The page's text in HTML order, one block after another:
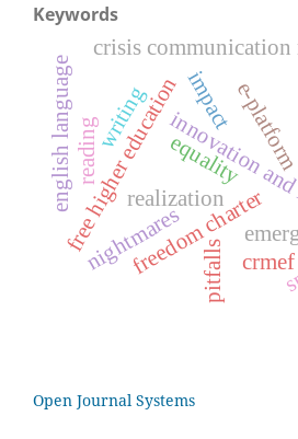
Keywords
innovation
freedom charter
free higher education
realization
nightmares pitfalls
e-
crisis communication
equality
english languagereadingwriting
crmef
impact
Open Journal Systems